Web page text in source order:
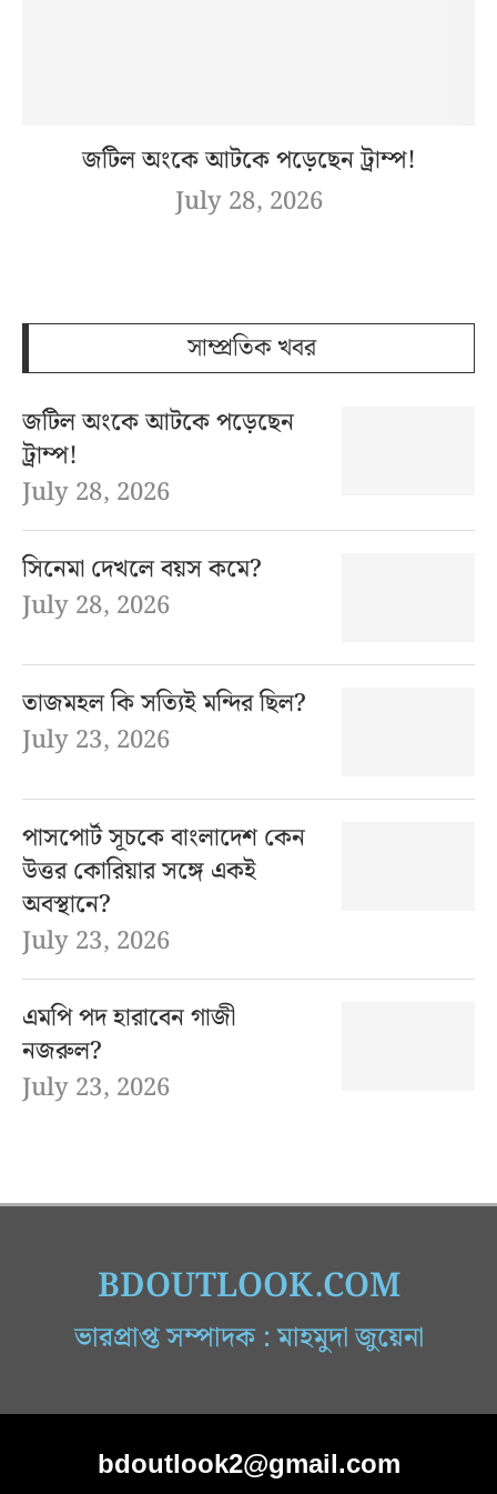
জটিল অংকে আটকে পড়েছেন ট্রাম্প!
July 28, 2026
সাম্প্রতিক খবর
জটিল অংকে আটকে পড়েছেন
ট্রাম্প!
July 28, 2026
সিনেমা দেখলে বয়স কমে?
July 28, 2026
তাজমহল কি সত্যিই মন্দির ছিল?
July 23, 2026
পাসপোর্ট সূচকে বাংলাদেশ কেন
উত্তর কোরিয়ার সঙ্গে একই
অবস্থানে?
July 23, 2026
এমপি পদ হারাবেন গাজী
নজরুল?
July 23, 2026
BDOUTLOOK.COM
ভারপ্রাপ্ত সম্পাদক : মাহমুদা জুয়েনা
bdoutlook2@gmail.com